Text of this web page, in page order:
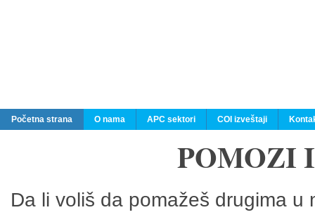
Početna strana O nama APC sektori COI izveštaji
POMOZI
Da li voliš da pomažeš drugima